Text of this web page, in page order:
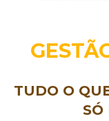
TUDO O
SÓ